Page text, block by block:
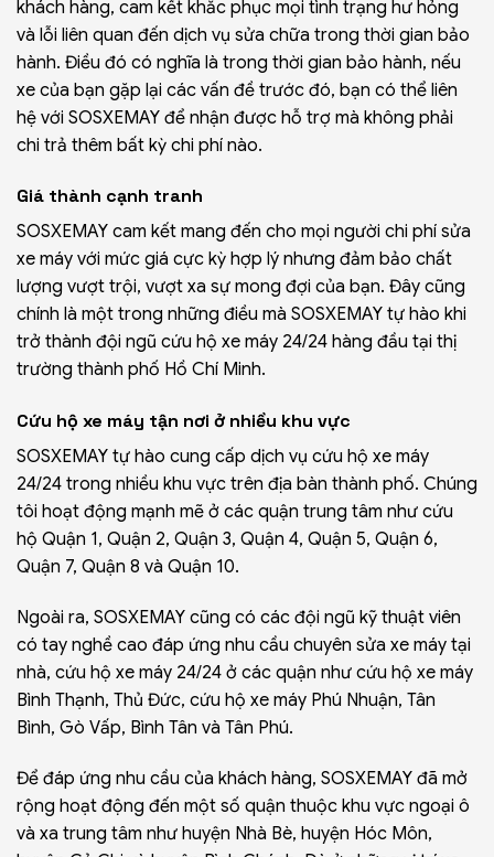
khách hàng, cam kết khắc phục mọi tình trạng hư hỏng
và lỗi liên quan đến dịch vụ sửa chữa trong thời gian bảo
hành. Điều đó có nghĩa là trong thời gian bảo hành, nếu
xe của bạn gặp lại các vấn đề trước đó, bạn có thể liên
hệ với SOSXEMAY để nhận được hỗ trợ mà không phải
chi trả thêm bất kỳ chi phí nào.
Giá thành cạnh tranh
SOSXEMAY cam kết mang đến cho mọi người chi phí sửa
xe máy với mức giá cực kỳ hợp lý nhưng đảm bảo chất
lượng vượt trội, vượt xa sự mong đợi của bạn. Đây cũng
chính là một trong những điều mà SOSXEMAY tự hào khi
trở thành đội ngũ cứu hộ xe máy 24/24 hàng đầu tại thị
trường thành phố Hồ Chí Minh.
Cứu hộ xe máy tận nơi ở nhiều khu vực
SOSXEMAY tự hào cung cấp dịch vụ cứu hộ xe máy
24/24 trong nhiều khu vực trên địa bàn thành phố. Chúng
tôi hoạt động mạnh mẽ ở các quận trung tâm như cứu
hộ Quận 1, Quận 2, Quận 3, Quận 4, Quận 5, Quận 6,
Quận 7, Quận 8 và Quận 10.
Ngoài ra, SOSXEMAY cũng có các đội ngũ kỹ thuật viên
có tay nghề cao đáp ứng nhu cầu chuyên sửa xe máy tại
nhà, cứu hộ xe máy 24/24 ở các quận như cứu hộ xe máy
Bình Thạnh, Thủ Đức, cứu hộ xe máy Phú Nhuận, Tân
Bình, Gò Vấp, Bình Tân và Tân Phú.
Để đáp ứng nhu cầu của khách hàng, SOSXEMAY đã mở
rộng hoạt động đến một số quận thuộc khu vực ngoại ô
và xa trung tâm như huyện Nhà Bè, huyện Hóc Môn,